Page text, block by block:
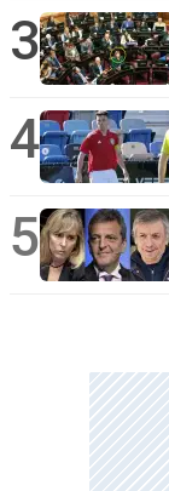
3
4
5